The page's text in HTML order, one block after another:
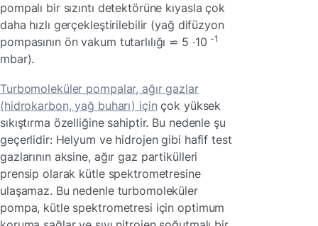
pompalı bir sızıntı detektörüne kıyasla çok
daha hızlı gerçekleştirilebilir (yağ difüzyon
pompasının ön vakum tutarlılığı ⋍ 5 ·10 -1
mbar).
Turbomoleküler pompalar, ağır gazlar
(hidrokarbon, yağ buharı) için çok yüksek
sıkıştırma özelliğine sahiptir. Bu nedenle şu
geçerlidir: Helyum ve hidrojen gibi hafif test
gazlarının aksine, ağır gaz partikülleri
prensip olarak kütle spektrometresine
ulaşamaz. Bu nedenle turbomoleküler
pompa, kütle spektrometresi için optimum